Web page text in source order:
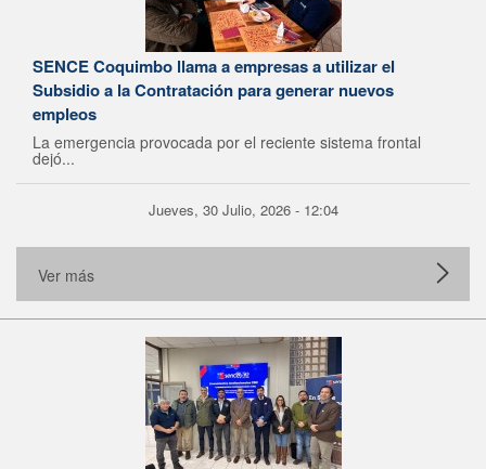
SENCE Coquimbo llama a empresas a utilizar el
Subsidio a la Contratación para generar nuevos
empleos
La emergencia provocada por el reciente sistema frontal
dejó...
Jueves, 30 Julio, 2026 - 12:04
Ver más